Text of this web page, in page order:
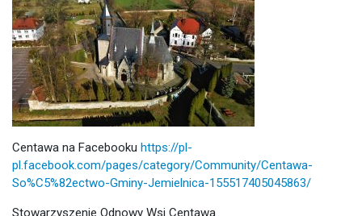
Centawa na Facebooku https://pl-
pl.facebook.com/pages/category/Community/Centawa-
So%C5%82ectwo-Gminy-Jemielnica-155517405045863/
Stowarzyszenie Odnowy Wsi Centawa